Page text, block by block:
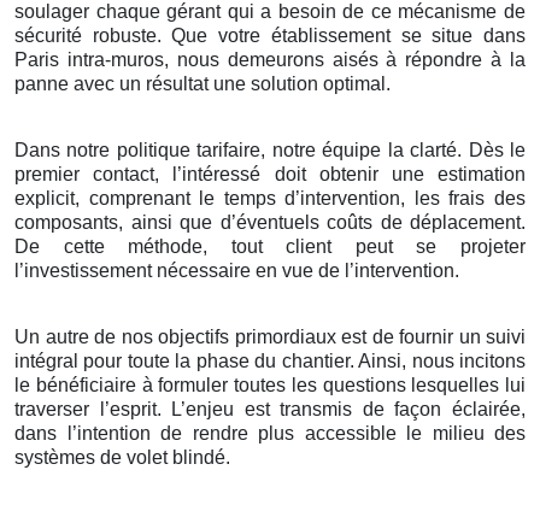
soulager chaque gérant qui a besoin de ce mécanisme de
sécurité robuste. Que votre établissement se situe dans
Paris intra-muros, nous demeurons aisés à répondre à la
panne avec un résultat une solution optimal.
Dans notre politique tarifaire, notre équipe la clarté. Dès le
premier contact, l’intéressé doit obtenir une estimation
explicit, comprenant le temps d’intervention, les frais des
composants, ainsi que d’éventuels coûts de déplacement.
De cette méthode, tout client peut se projeter
l’investissement nécessaire en vue de l’intervention.
Un autre de nos objectifs primordiaux est de fournir un suivi
intégral pour toute la phase du chantier. Ainsi, nous incitons
le bénéficiaire à formuler toutes les questions lesquelles lui
traverser l’esprit. L’enjeu est transmis de façon éclairée,
dans l’intention de rendre plus accessible le milieu des
systèmes de volet blindé.